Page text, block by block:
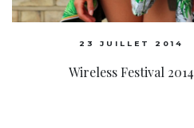
23 JUILLET 2014
Wireless Festival 2014